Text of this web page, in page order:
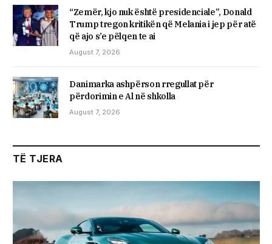
“Zemër, kjo nuk është presidenciale”, Donald
Trump tregon kritikën që Melania i jep për atë
që ajo s’e pëlqen te ai
August 7, 2026
Danimarka ashpërson rregullat për
përdorimin e Al në shkolla
August 7, 2026
TË TJERA